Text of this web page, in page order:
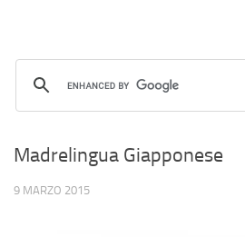
Madrelingua Giapponese
9 MARZO 2015